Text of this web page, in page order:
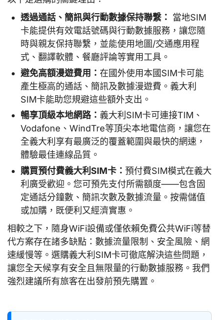
透過通話、簡訊與行動數據保持聯繫：
當地SIM
卡能提供有效電話號碼與行動數據服務，讓您隨
時與親友保持聯繫，並能使用地圖/交通應用程
式、翻譯軟體、餐廳評論等實用工具。
避免高額漫遊費用： 在國外使用本國SIM卡可能
產生極高的通話、簡訊及數據漫遊費。義大利
SIM卡能助您規避這些額外支出。
暢享頂級本地網路： 義大利SIM卡可連接TIM、
Vodafone、WindTre等頂尖本地電信商，讓您在
全義大利享有最廣泛的覆蓋範圍與最快的網速，
體驗最佳連線品質。
購買預付費義大利SIM卡： 預付費SIM模式在義大
利廣受歡迎。您可預先支付所需額度——包含固
定通話分鐘數、簡訊次數及數據流量。按需儲值
或加購，既便利又經濟實惠。
相較之下，隨身WiFi設備或僅依賴免費公共WiFi等替
代方案存在諸多缺點：數據流量限制、安全風險、網
速緩慢等。選購義大利SIM卡可徹底解決這些問題，
讓您全天候享有安全且無限量的行動數據服務。我們
強烈建議所有旅客在出發前預先購置。